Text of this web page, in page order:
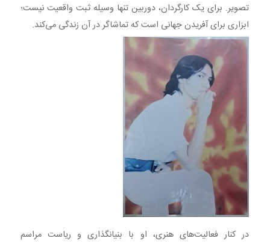
تصویر. برای یک کارگردان، دوربین تنها وسیله ثبت واقعیت نیست؛
ابزاری برای آفریدن جهانی است که تماشاگر در آن زندگی می‌کند.
در کنار فعالیت‌های هنری، او با بنیانگذاری و ریاست مراسم